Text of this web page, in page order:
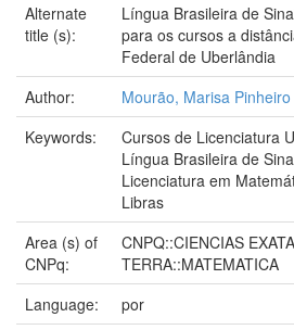
Alternate
title (s):
Língua Brasileira de
para os cursos a
Federal de Uberlândia
Author:
Mourão, Marisa Pinheiro
Keywords:
Cursos de Licenciatura
Língua Brasileira de
Licenciatura em
Libras
Area (s) of
CNPq:
CNPQ::CIENCIAS
TERRA::MATEMATICA
Language:
por